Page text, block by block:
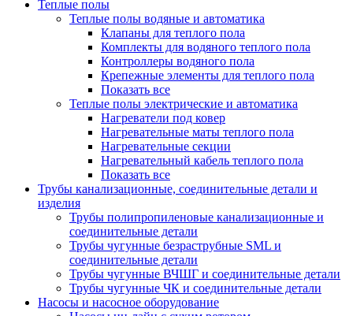
Теплые полы
Теплые полы водяные и автоматика
Клапаны для теплого пола
Комплекты для водяного теплого пола
Контроллеры водяного пола
Крепежные элементы для теплого пола
Показать все
Теплые полы электрические и автоматика
Нагреватели под ковер
Нагревательные маты теплого пола
Нагревательные секции
Нагревательный кабель теплого пола
Показать все
Трубы канализационные, соединительные детали и
изделия
Трубы полипропиленовые канализационные и
соединительные детали
Трубы чугунные безраструбные SML и
соединительные детали
Трубы чугунные ВЧШГ и соединительные детали
Трубы чугунные ЧК и соединительные детали
Насосы и насосное оборудование